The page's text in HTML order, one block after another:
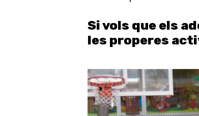
Si vols que els
les properes